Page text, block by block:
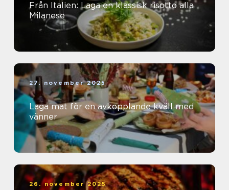
Från Italien: Laga en klassisk risotto alla
Milanese
27. november 2025
Laga mat för en avkopplande kväll med
vänner
26. november 2025